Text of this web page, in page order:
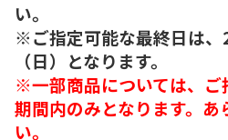
い。
※ご指定可能な最終日は、
（日）となります。
※一部商品については、ご
期間内のみとなります。
い。